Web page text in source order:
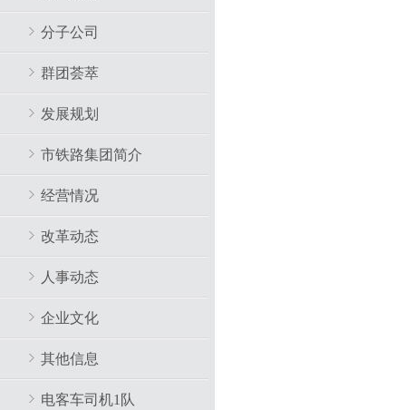
分子公司
群团荟萃
发展规划
市铁路集团简介
经营情况
改革动态
人事动态
企业文化
其他信息
电客车司机1队